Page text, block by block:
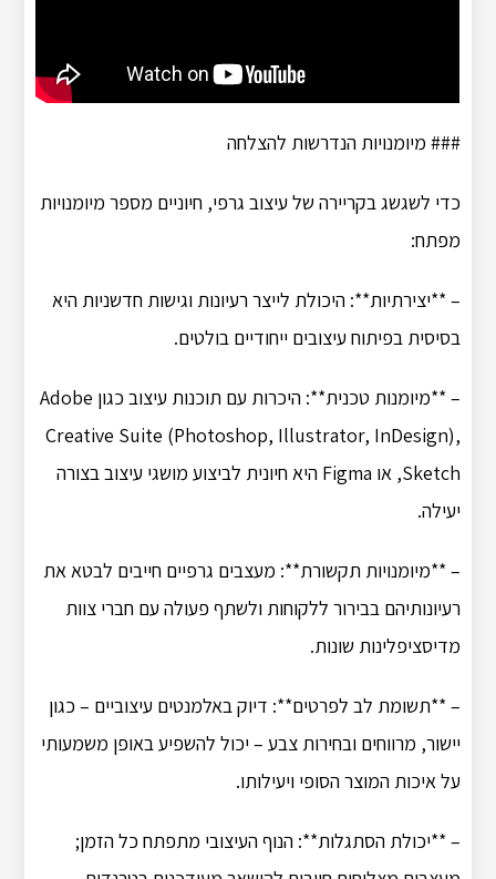
### מיומנויות הנדרשות להצלחה
כדי לשגשג בקריירה של עיצוב גרפי, חיוניים מספר מיומנויות
מפתח:
– **יצירתיות**: היכולת לייצר רעיונות וגישות חדשניות היא
בסיסית בפיתוח עיצובים ייחודיים בולטים.
– **מיומנות טכנית**: היכרות עם תוכנות עיצוב כגון Adobe
Creative Suite (Photoshop, Illustrator, InDesign),
Sketch, או Figma היא חיונית לביצוע מושגי עיצוב בצורה
יעילה.
– **מיומנויות תקשורת**: מעצבים גרפיים חייבים לבטא את
רעיונותיהם בבירור ללקוחות ולשתף פעולה עם חברי צוות
מדיסציפלינות שונות.
– **תשומת לב לפרטים**: דיוק באלמנטים עיצוביים – כגון
יישור, מרווחים ובחירות צבע – יכול להשפיע באופן משמעותי
על איכות המוצר הסופי ויעילותו.
– **יכולת הסתגלות**: הנוף העיצובי מתפתח כל הזמן;